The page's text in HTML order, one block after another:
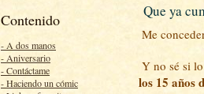
Contenido
- A dos manos
- Aniversario
- Contáctame
- Haciendo un cómic
Que ya
Me
Y no sé si
los 15 años